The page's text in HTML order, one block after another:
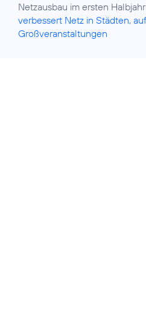
Netzausbau im ersten
verbessert Netz in Städten,
Großveranstaltungen